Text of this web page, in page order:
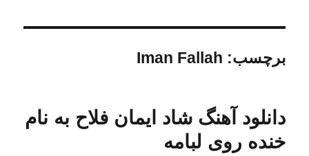
برچسب: Iman Fallah
دانلود آهنگ شاد ایمان فلاح به نام
خنده روی لبامه